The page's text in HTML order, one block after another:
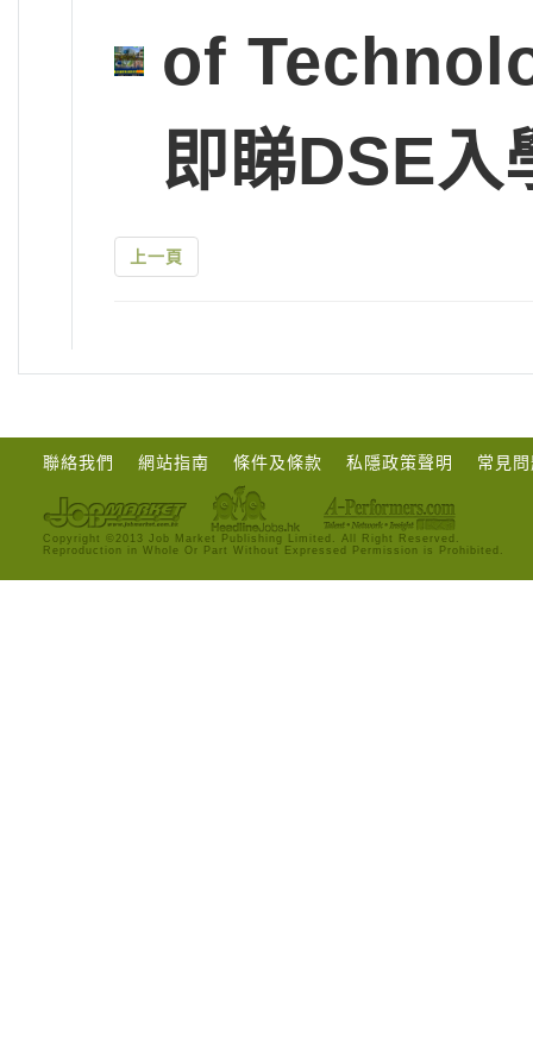
of
即睇DSE入
上一頁
聯絡我們 網站指南 條件及條款 私隱政策聲明 常見
Copyright ©2013 Job Market Publishing Limited. All Right Reserved.
Reproduction in Whole Or Part Without Expressed Permission is Prohibited.